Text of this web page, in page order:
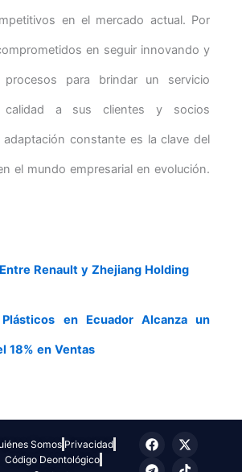
en el mercado actual. Por
en seguir innovando y
procesos para brindar un servicio
a sus clientes y socios
adaptación constante es la clave del
el mundo empresarial en evolución.
Renault y Zhejiang Holding
en Ecuador Alcanza un
18% en Ventas
Somos Privacidad
Código Deontológico
F
a
c
X
-
t
T
e
l
T
i
k